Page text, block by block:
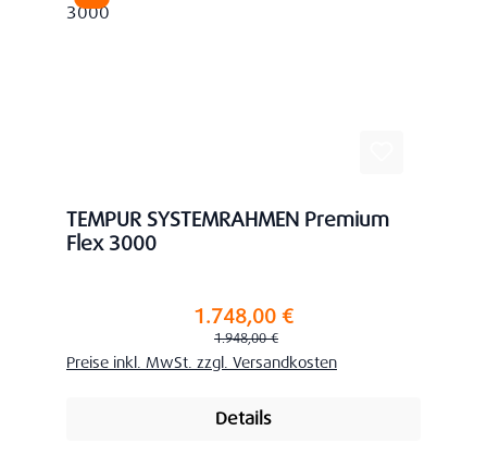
TEMPUR SYSTEMRAHMEN Premium
Flex 3000
Verkaufspreis:1.748,00 €
Regulärer Preis:
1.948,00 €
Preise inkl. MwSt. zzgl. Versandkosten
Details